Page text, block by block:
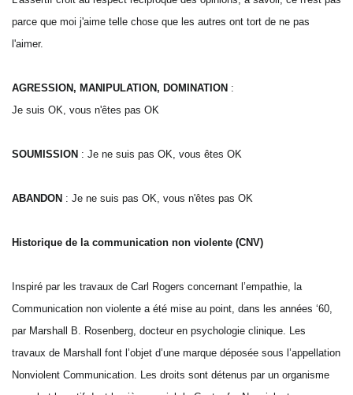
parce que moi j'aime telle chose que les autres ont tort de ne pas
l'aimer.
AGRESSION, MANIPULATION, DOMINATION :
Je suis OK, vous n'êtes pas OK
SOUMISSION : Je ne suis pas OK, vous êtes OK
ABANDON : Je ne suis pas OK, vous n'êtes pas OK
Historique de la communication non violente (CNV)
Inspiré par les travaux de Carl Rogers concernant l’empathie, la
Communication non violente a été mise au point, dans les années ‘60,
par Marshall B. Rosenberg, docteur en psychologie clinique. Les
travaux de Marshall font l’objet d’une marque déposée sous l’appellation
Nonviolent Communication. Les droits sont détenus par un organisme